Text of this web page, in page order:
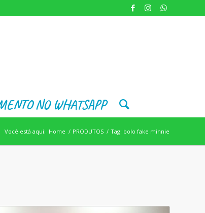
NO WHATSAPP
Você está aqui: Home / PRODUTOS / Tag: bolo fake minnie